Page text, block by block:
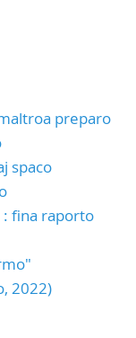
preparo
spaco
: fina raporto
2022)